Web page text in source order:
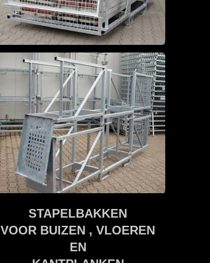
STAPELBAKKEN
VOOR BUIZEN , VLOEREN
EN